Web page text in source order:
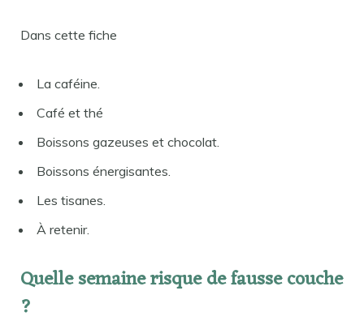
Dans cette fiche
La caféine.
Café et thé
Boissons gazeuses et chocolat.
Boissons énergisantes.
Les tisanes.
À retenir.
Quelle semaine risque de fausse couche
?